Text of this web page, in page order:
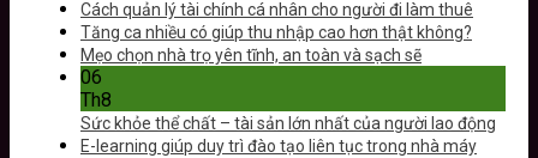
Cách quản lý tài chính cá nhân cho người đi làm thuê
Tăng ca nhiều có giúp thu nhập cao hơn thật không?
Mẹo chọn nhà trọ yên tĩnh, an toàn và sạch sẽ
06
Th8
Sức khỏe thể chất – tài sản lớn nhất của người lao động
E-learning giúp duy trì đào tạo liên tục trong nhà máy